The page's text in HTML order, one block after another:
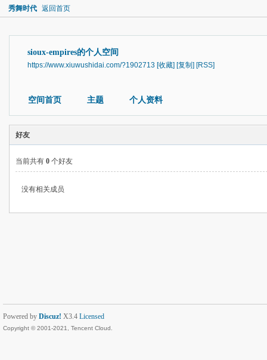
秀舞时代 返回首页
sioux-empires的个人空间
https://www.xiuwushidai.com/?1902713 [收藏] [复制] [RSS]
空间首页 主题 个人资料
好友
当前共有 0 个好友
没有相关成员
Powered by Discuz! X3.4 Licensed
Copyright © 2001-2021, Tencent Cloud.